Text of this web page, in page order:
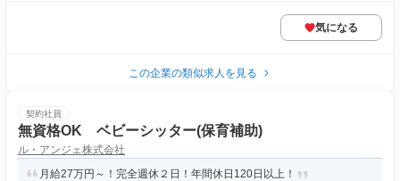
気になる
この企業の類似求人を見る
契約社員
無資格OK ベビーシッター(保育補助)
ル・アンジェ株式会社
月給27万円～！完全週休２日！年間休日120日以上！